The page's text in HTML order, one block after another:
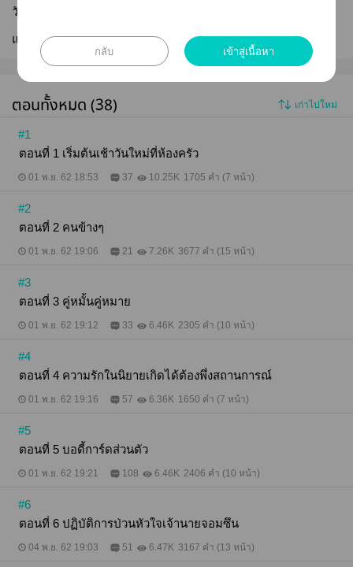
วันที่เผยแพร่ :
แก้ไขล่าสุด :22 เม.ย. 2563
ตอนทั้งหมด (38) เก่าไปใหม่
#1
ตอนที่ 1 เริ่มต้นเช้าวันใหม่ที่ห้องครัว
01 พ.ย. 62 18:53 37 10.25K 1705 คำ (7 หน้า)
#2
ตอนที่ 2 คนข้างๆ
01 พ.ย. 62 19:06 21 7.26K 3677 คำ (15 หน้า)
#3
ตอนที่ 3 คู่หมั้นคู่หมาย
01 พ.ย. 62 19:12 33 6.46K 2305 คำ (10 หน้า)
#4
ตอนที่ 4 ความรักในนิยายเกิดได้ต้องพึ่งสถานการณ์
01 พ.ย. 62 19:16 57 6.36K 1650 คำ (7 หน้า)
#5
ตอนที่ 5 บอดี้การ์ดส่วนตัว
01 พ.ย. 62 19:21 108 6.46K 2406 คำ (10 หน้า)
#6
ตอนที่ 6 ปฏิบัติการป่วนหัวใจเจ้านายจอมซึน
04 พ.ย. 62 19:03 51 6.47K 3167 คำ (13 หน้า)
กลับ เข้าสู่เนื้อหา